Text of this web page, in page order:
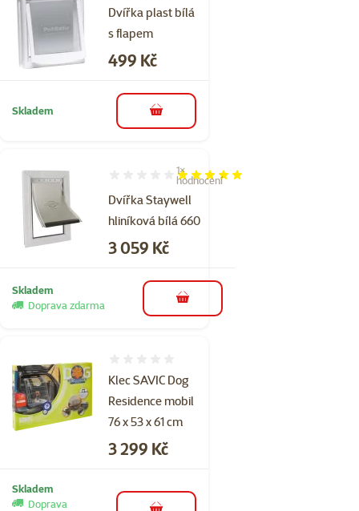
Dvířka plast bílá
s flapem
Cena
499 Kč
Skladem do košíku
Dvířka Staywell
hliníková bílá 660
Hodnocení 100%, počet hodnocení: 1
1×
hodnocení
Cena
3 059 Kč
Skladem
Doprava zdarma
do košíku
Klec SAVIC Dog
Residence mobil
76 x 53 x 61 cm
Cena
3 299 Kč
Skladem
Doprava